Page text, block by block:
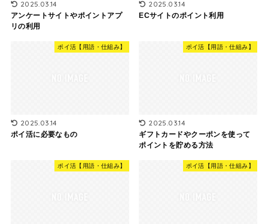
2025.03.14
アンケートサイトやポイントアプ
リの利用
2025.03.14
ECサイトのポイント利用
ポイ活【用語・仕組み】
2025.03.14
ポイ活に必要なもの
ポイ活【用語・仕組み】
2025.03.14
ギフトカードやクーポンを使って
ポイントを貯める方法
ポイ活【用語・仕組み】 ポイ活【用語・仕組み】